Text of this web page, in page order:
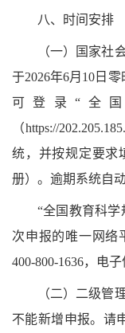
八、时间安排
（一）国家社
于2026年6月10日
可登录“全
（https://
统，并按规定要求
册）。逾期系统自
“全国教育科学
次申报的唯一网络
400-800-1636，电子
（二）二级管
不能新增申报。请